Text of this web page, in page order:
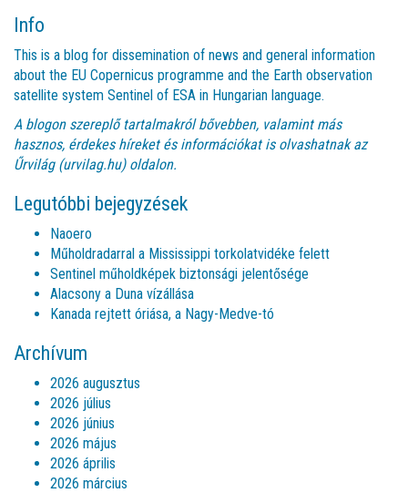
Info
This is a blog for dissemination of news and general information
about the EU Copernicus programme and the Earth observation
satellite system Sentinel of ESA in Hungarian language.
A blogon szereplő tartalmakról bővebben, valamint más
hasznos, érdekes híreket és információkat is olvashatnak az
Űrvilág (urvilag.hu)oldalon.
Legutóbbi bejegyzések
Naoero
Műholdradarral a Mississippi torkolatvidéke felett
Sentinel műholdképek biztonsági jelentősége
Alacsony a Duna vízállása
Kanada rejtett óriása, a Nagy-Medve-tó
Archívum
2026 augusztus
2026 július
2026 június
2026 május
2026 április
2026 március